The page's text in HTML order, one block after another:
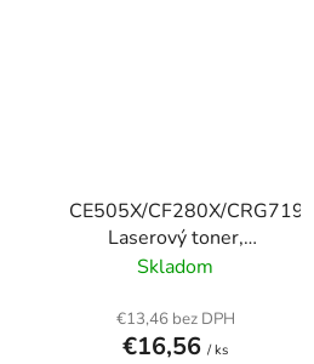
CE505X/CF280X/CRG719
Laserový toner,
univerzálny, TENDER®,
Skladom
€13,46 bez DPH
€16,56 / ks